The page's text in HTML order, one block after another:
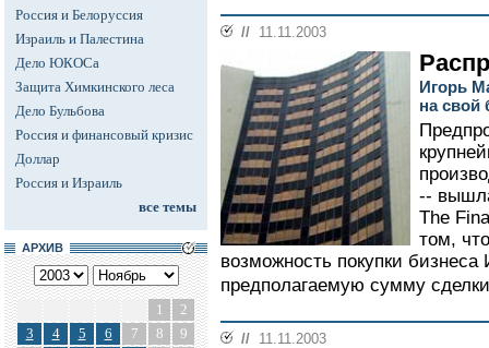
Россия и Белоруссия
Израиль и Палестина
Дело ЮКОСа
Защита Химкинского леса
Дело Бульбова
Россия и финансовый кризис
Доллар
Россия и Израиль
все темы
АРХИВ
1
2
3
4 5 6 7 8
9
// 11.11.2003
Игорь
на свой
--
The
том,
возможность покупки
предполагаемую сумму
// 11.11.2003